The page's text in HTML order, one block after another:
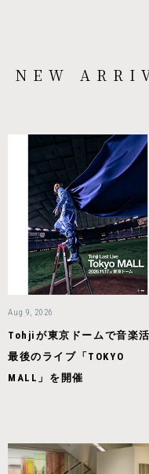
NEW
Aug 9, 2026
Tohjiが東京ドームで音楽
最後のライブ「TOKYO
MALL」を開催